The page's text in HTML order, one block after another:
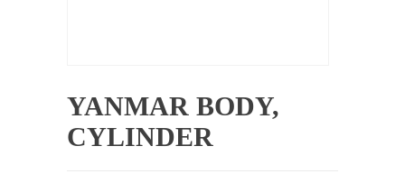
YANMAR BODY,
CYLINDER